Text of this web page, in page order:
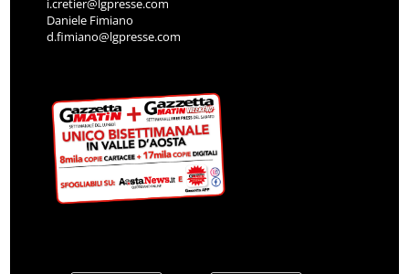
i.cretier@lgpresse.com
Daniele Fimiano
d.fimiano@lgpresse.com